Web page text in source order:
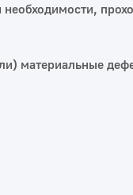
материальные